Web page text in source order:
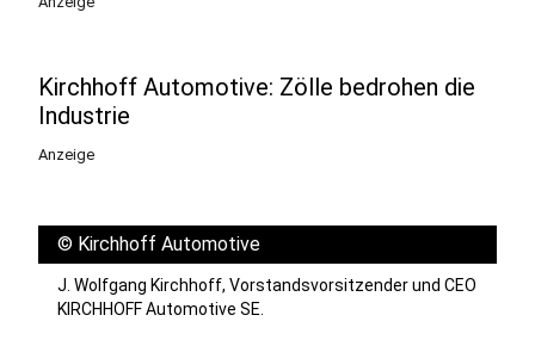
Kirchhoff Automotive: Zölle bedrohen die
Industrie
Anzeige
© Kirchhoff Automotive
J. Wolfgang Kirchhoff, Vorstandsvorsitzender und CEO
KIRCHHOFF Automotive SE.